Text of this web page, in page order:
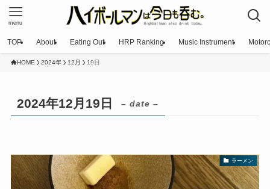
menu
TOP About Eating Out HRP Ranking Music Instrument
HOME 2024年 12月 19日
2024年12月19日 – date –
ラーメン